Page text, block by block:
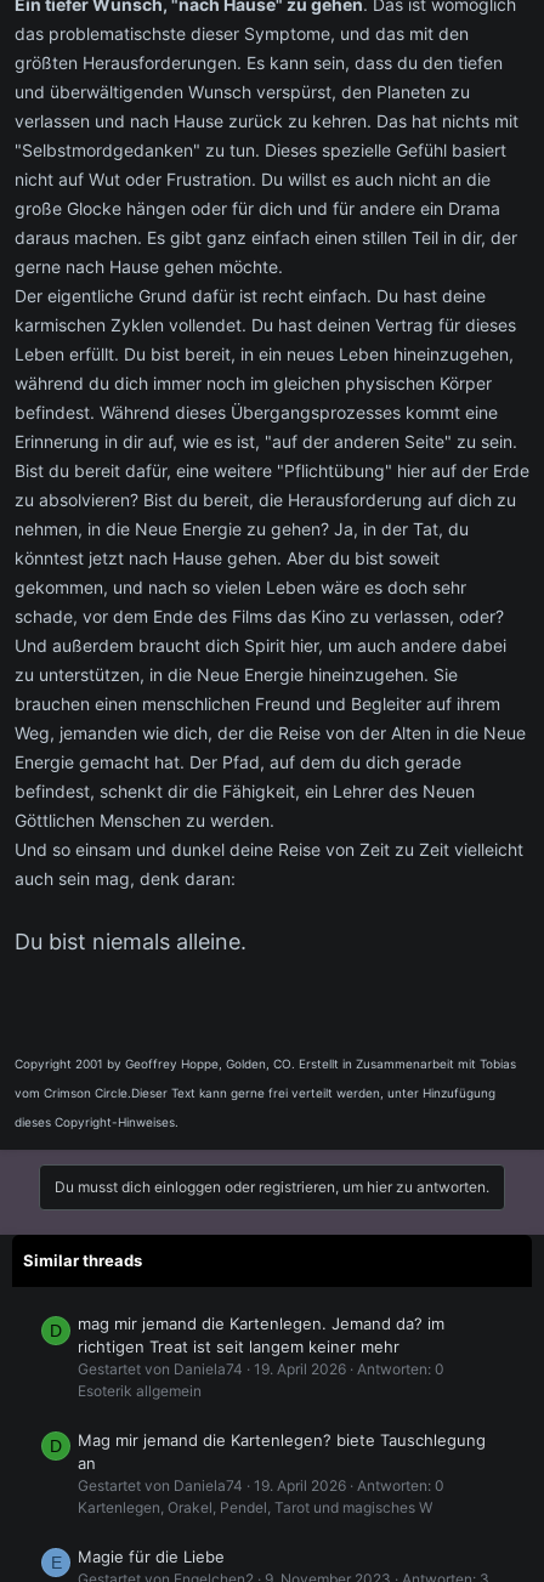
das problematischste dieser Symptome, und das mit den
größten Herausforderungen. Es kann sein, dass du den tiefen
und überwältigenden Wunsch verspürst, den Planeten zu
verlassen und nach Hause zurück zu kehren. Das hat nichts mit
"Selbstmordgedanken" zu tun. Dieses spezielle Gefühl basiert
nicht auf Wut oder Frustration. Du willst es auch nicht an die
große Glocke hängen oder für dich und für andere ein Drama
daraus machen. Es gibt ganz einfach einen stillen Teil in dir, der
gerne nach Hause gehen möchte.
Der eigentliche Grund dafür ist recht einfach. Du hast deine
karmischen Zyklen vollendet. Du hast deinen Vertrag für dieses
Leben erfüllt. Du bist bereit, in ein neues Leben hineinzugehen,
während du dich immer noch im gleichen physischen Körper
befindest. Während dieses Übergangsprozesses kommt eine
Erinnerung in dir auf, wie es ist, "auf der anderen Seite" zu sein.
Bist du bereit dafür, eine weitere "Pflichtübung" hier auf der Erde
zu absolvieren? Bist du bereit, die Herausforderung auf dich zu
nehmen, in die Neue Energie zu gehen? Ja, in der Tat, du
könntest jetzt nach Hause gehen. Aber du bist soweit
gekommen, und nach so vielen Leben wäre es doch sehr
schade, vor dem Ende des Films das Kino zu verlassen, oder?
Und außerdem braucht dich Spirit hier, um auch andere dabei
zu unterstützen, in die Neue Energie hineinzugehen. Sie
brauchen einen menschlichen Freund und Begleiter auf ihrem
Weg, jemanden wie dich, der die Reise von der Alten in die Neue
Energie gemacht hat. Der Pfad, auf dem du dich gerade
befindest, schenkt dir die Fähigkeit, ein Lehrer des Neuen
Göttlichen Menschen zu werden.
Und so einsam und dunkel deine Reise von Zeit zu Zeit vielleicht
auch sein mag, denk daran:
Du bist niemals alleine.
Copyright 2001 by Geoffrey Hoppe, Golden, CO. Erstellt in Zusammenarbeit mit Tobias
vom Crimson Circle.Dieser Text kann gerne frei verteilt werden, unter Hinzufügung
dieses Copyright-Hinweises.
Du musst dich einloggen oder registrieren, um hier zu antworten.
Similar threads
D
mag mir jemand die Kartenlegen. Jemand da? im
richtigen Treat ist seit langem keiner mehr
Gestartet von Daniela74 19. April 2026 Antworten: 0
Esoterik allgemein
D
Mag mir jemand die Kartenlegen? biete Tauschlegung
an
Gestartet von Daniela74 19. April 2026
Antworten: 0
Kartenlegen, Orakel, Pendel, Tarot und magisches W
E Magie für die Liebe